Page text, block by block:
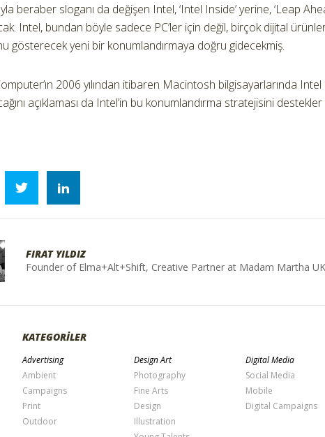
beraber sloganı da değişen Intel, ‘Intel Inside’ yerine, ‘Leap
Intel, bundan böyle sadece PC’ler için değil, birçok dijital
gösterecek yeni bir konumlandırmaya doğru gidecekmiş.
2006 yılından itibaren Macintosh bilgisayarlarında Intel
açıklaması da Intel’in bu konumlandırma stratejisini
FIRAT YILDIZ
Founder of Elma+Alt+Shift, Creative Partner at Madam Martha
KATEGORİLER
Advertising
Ambient
Campaigns
Print
Outdoor
Design Art
Photography
Fine Arts
Design
Illustration
Digital Media
Social Media
Mobile
Digital Campaigns